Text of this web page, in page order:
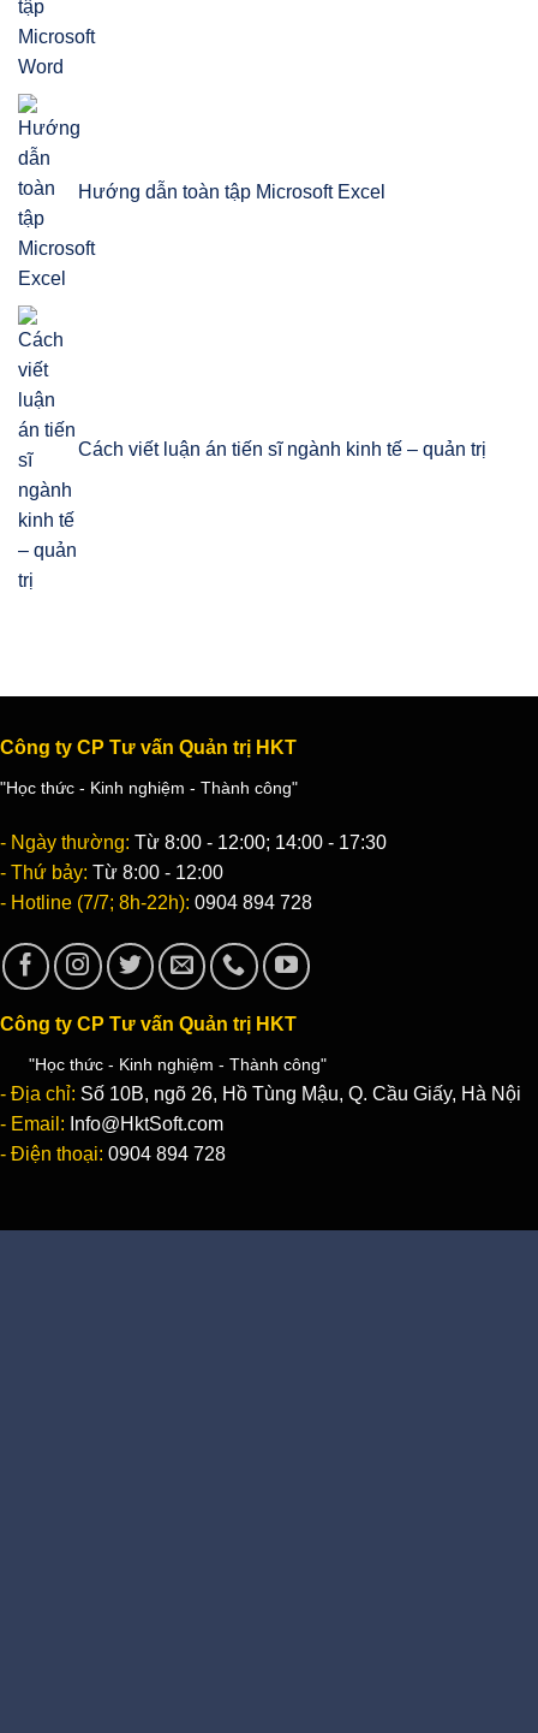
Hướng dẫn toàn tập Microsoft Excel
Cách viết luận án tiến sĩ ngành kinh tế – quản trị
Công ty CP Tư vấn Quản trị HKT
"Học thức - Kinh nghiệm - Thành công"
- Ngày thường: Từ 8:00 - 12:00; 14:00 - 17:30
- Thứ bảy: Từ 8:00 - 12:00
- Hotline (7/7; 8h-22h): 0904 894 728
Công ty CP Tư vấn Quản trị HKT
"Học thức - Kinh nghiệm - Thành công"
- Địa chỉ: Số 10B, ngõ 26, Hồ Tùng Mậu, Q. Cầu Giấy, Hà Nội
- Email: Info@HktSoft.com
- Điện thoại: 0904 894 728